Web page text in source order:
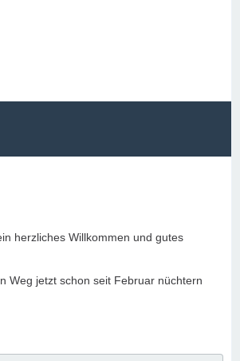
herzliches Willkommen und gutes
Weg jetzt schon seit Februar nüchtern